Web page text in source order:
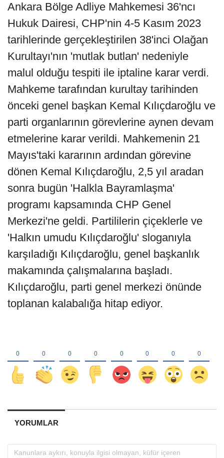
Ankara Bölge Adliye Mahkemesi 36'ncı
Hukuk Dairesi, CHP'nin 4-5 Kasım 2023
tarihlerinde gerçekleştirilen 38'inci Olağan
Kurultayı'nın 'mutlak butlan' nedeniyle
malul olduğu tespiti ile iptaline karar verdi.
Mahkeme tarafından kurultay tarihinden
önceki genel başkan Kemal Kılıçdaroğlu ve
parti organlarının görevlerine aynen devam
etmelerine karar verildi. Mahkemenin 21
Mayıs'taki kararının ardından görevine
dönen Kemal Kılıçdaroğlu, 2,5 yıl aradan
sonra bugün 'Halkla Bayramlaşma'
programı kapsamında CHP Genel
Merkezi'ne geldi. Partililerin çiçeklerle ve
'Halkın umudu Kılıçdaroğlu' sloganıyla
karşıladığı Kılıçdaroğlu, genel başkanlık
makamında çalışmalarına başladı.
Kılıçdaroğlu, parti genel merkezi önünde
toplanan kalabalığa hitap ediyor.
YORUMLAR